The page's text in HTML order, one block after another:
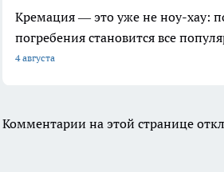
Кремация — это уже не ноу-хау:
погребения становится все
4 августа
Комментарии на этой странице